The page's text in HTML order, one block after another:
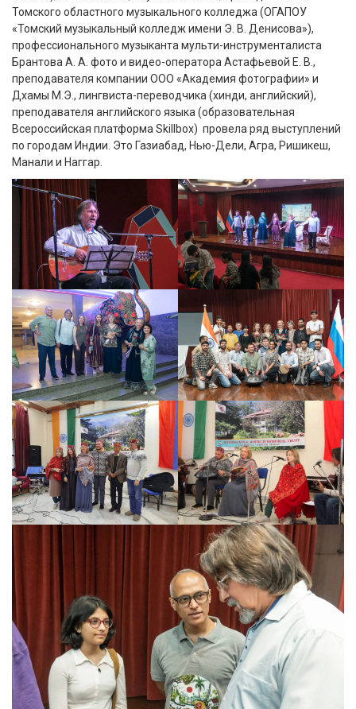
Томского областного музыкального колледжа (ОГАПОУ
«Томский музыкальный колледж имени Э. В. Денисова»),
профессионального музыканта мульти-инструменталиста
Брантова А. А. фото и видео-оператора Астафьевой Е. В.,
преподавателя компании ООО «Академия фотографии» и
Дхамы М.Э., лингвиста-переводчика (хинди, английский),
преподавателя английского языка (образовательная
Всероссийская платформа Skillbox) провела ряд выступлений
по городам Индии. Это Газиабад, Нью-Дели, Агра, Ришикеш,
Манали и Наггар.